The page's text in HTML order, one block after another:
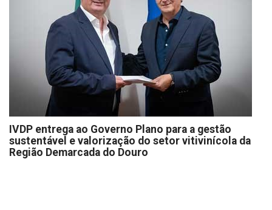
IVDP entrega ao Governo Plano para a gestão
sustentável e valorização do setor vitivinícola da
Região Demarcada do Douro